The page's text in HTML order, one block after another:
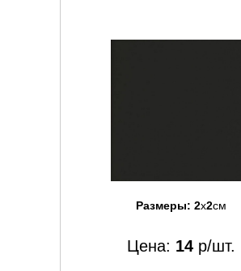
Размеры: 2x2см
Цена: 14 р/шт.